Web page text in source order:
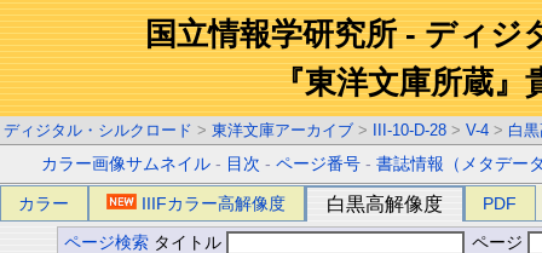
国立情報学研究所 - ディジ
『東洋文庫所蔵』
ディジタル・シルクロード > 東洋文庫アーカイブ > III-10-D-28 > V-4 > 白
カラー画像サムネイル - 目次 -ページ番号 -書誌情報（メタデー
カラー IIIFカラー高解像度 白黒高解像度 PDF
ページ検索 タイトル ページ